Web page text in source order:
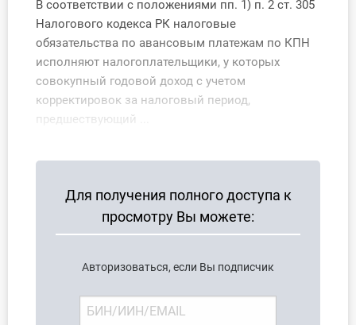
Учет по отраслям
Юридический помощник
Интернет-магазин
бухгалтера
В соответствии с положениями пп. 1) п. 2 ст. 305
Налогового кодекса РК налоговые
обязательства по авансовым платежам по КПН
исполняют налогоплательщики, у которых
совокупный годовой доход с учетом
корректировок за налоговый период,
предшествующий ...
Для получения полного доступа к
просмотру Вы можете:
Авторизоваться, если Вы подписчик